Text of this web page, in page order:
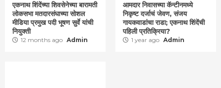
एकनाथ शिंदेंच्या शिवसेनेच्या बारामती
लोकसभा मतदारसंघाच्या सोशल
मीडिया प्रमुख पदी भूषण सुर्वे यांची
नियुक्ती
12 months ago Admin
आमदार निवासच्या कॅन्टीनमध्ये
निकृष्ट दर्जाचं जेवण, संजय
गायकवाडांचा राडा; एकनाथ शिंदेंची
पहिली प्रतिक्रिया?
1 year ago Admin